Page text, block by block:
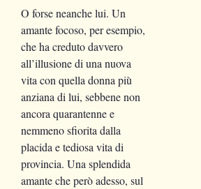
O forse neanche lui. Un
amante focoso, per esempio,
che ha creduto davvero
all’illusione di una nuova
vita con quella donna più
anziana di lui, sebbene non
ancora quarantenne e
nemmeno sfiorita dalla
placida e tediosa vita di
provincia. Una splendida
amante che però adesso, sul